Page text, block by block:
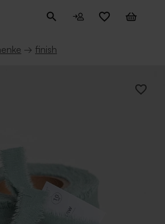
→ finish